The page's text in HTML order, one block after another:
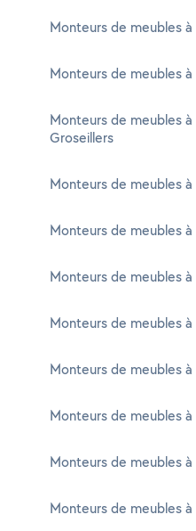
Monteurs de meubles
Monteurs de meubles à
Monteurs de meubles
Groseillers
Monteurs de meubles à
Monteurs de meubles
Monteurs de meubles
Monteurs de meubles à
Monteurs de meubles
Monteurs de meubles à
Monteurs de meubles à
Monteurs de meubles à